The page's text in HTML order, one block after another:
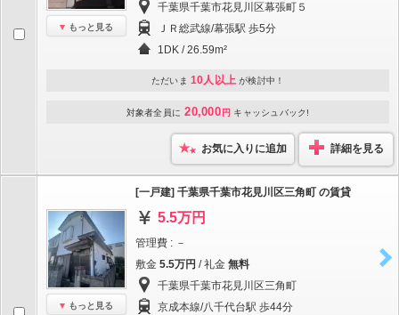
もっと見る
千葉県千葉市花見川区幕張町５
ＪＲ総武線/幕張駅 歩5分
1DK / 26.59m²
ただいま 10人以上 が検討中！
対象者全員に 20,000 円 キャッシュバック!
お気に入りに追加 詳細を見る
もっと見る
[一戸建] 千葉県千葉市花見川区三角町 の賃貸
5.5万円
管理費 : －
敷金 5.5万円 / 礼金 無料
千葉県千葉市花見川区三角町
京成本線/八千代台駅 歩44分